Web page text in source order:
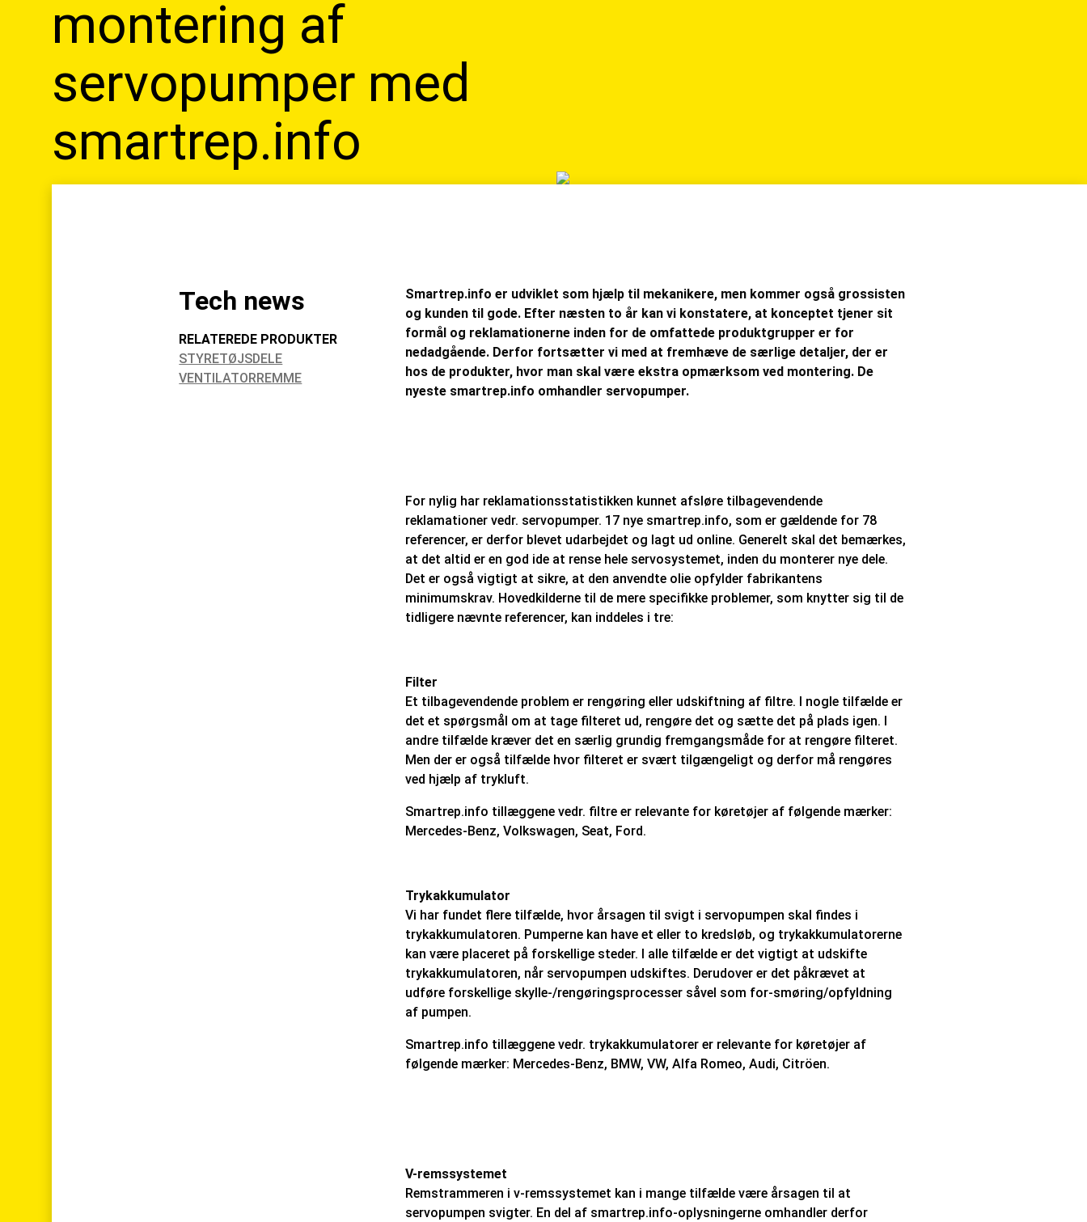
montering af
servopumper med
smartrep.info
Tech news
RELATEREDE PRODUKTER
STYRETØJSDELE
VENTILATORREMME
Smartrep.info er udviklet som hjælp til mekanikere, men kommer også grossisten
og kunden til gode. Efter næsten to år kan vi konstatere, at konceptet tjener sit
formål og reklamationerne inden for de omfattede produktgrupper er for
nedadgående. Derfor fortsætter vi med at fremhæve de særlige detaljer, der er
hos de produkter, hvor man skal være ekstra opmærksom ved montering. De
nyeste smartrep.info omhandler servopumper.
For nylig har reklamationsstatistikken kunnet afsløre tilbagevendende
reklamationer vedr. servopumper. 17 nye smartrep.info, som er gældende for 78
referencer, er derfor blevet udarbejdet og lagt ud online. Generelt skal det bemærkes,
at det altid er en god ide at rense hele servosystemet, inden du monterer nye dele.
Det er også vigtigt at sikre, at den anvendte olie opfylder fabrikantens
minimumskrav. Hovedkilderne til de mere specifikke problemer, som knytter sig til de
tidligere nævnte referencer, kan inddeles i tre:
Filter
Et tilbagevendende problem er rengøring eller udskiftning af filtre. I nogle tilfælde er
det et spørgsmål om at tage filteret ud, rengøre det og sætte det på plads igen. I
andre tilfælde kræver det en særlig grundig fremgangsmåde for at rengøre filteret.
Men der er også tilfælde hvor filteret er svært tilgængeligt og derfor må rengøres
ved hjælp af trykluft.
Smartrep.info tillæggene vedr. filtre er relevante for køretøjer af følgende mærker:
Mercedes-Benz, Volkswagen, Seat, Ford.
Trykakkumulator
Vi har fundet flere tilfælde, hvor årsagen til svigt i servopumpen skal findes i
trykakkumulatoren. Pumperne kan have et eller to kredsløb, og trykakkumulatorerne
kan være placeret på forskellige steder. I alle tilfælde er det vigtigt at udskifte
trykakkumulatoren, når servopumpen udskiftes. Derudover er det påkrævet at
udføre forskellige skylle-/rengøringsprocesser såvel som for-smøring/opfyldning
af pumpen.
Smartrep.info tillæggene vedr. trykakkumulatorer er relevante for køretøjer af
følgende mærker: Mercedes-Benz, BMW, VW, Alfa Romeo, Audi, Citröen.
V-remssystemet
Remstrammeren i v-remssystemet kan i mange tilfælde være årsagen til at
servopumpen svigter. En del af smartrep.info-oplysningerne omhandler derfor